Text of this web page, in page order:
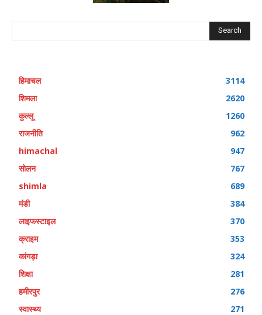
Search
हिमाचल
3114
शिमला
2620
कुल्लू
1260
राजनीति
962
himachal
947
सोलन
767
shimla
689
मंडी
384
लाइफस्टाइल
370
क्राइम
353
कांगड़ा
324
शिक्षा
281
हमीरपुर
276
स्वास्थ्य
271